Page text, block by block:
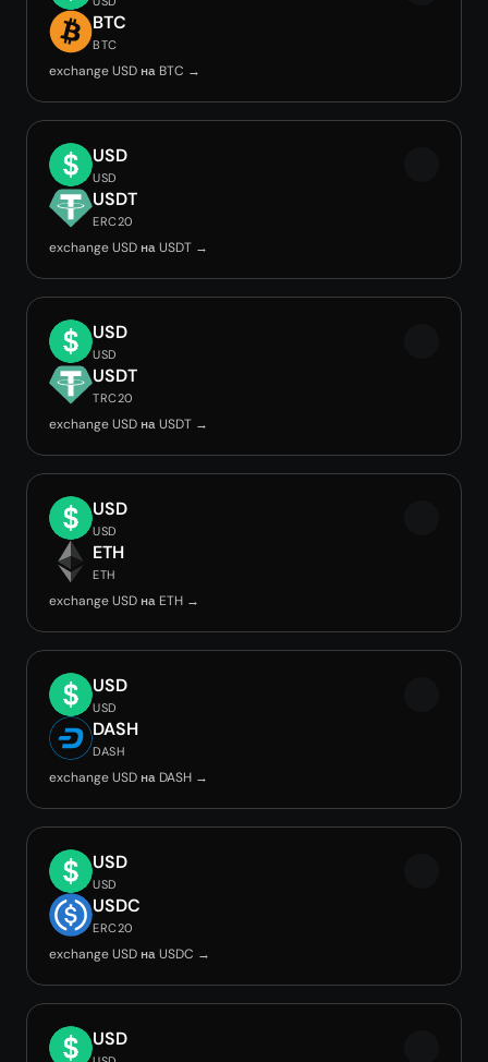
BTC
BTC
exchange USD на BTC →
USD
USD
USDT
ERC20
exchange USD на USDT →
USD
USD
USDT
TRC20
exchange USD на USDT →
USD
USD
ETH
ETH
exchange USD на ETH →
USD
USD
DASH
DASH
exchange USD на DASH →
USD
USD
USDC
ERC20
exchange USD на USDC →
USD